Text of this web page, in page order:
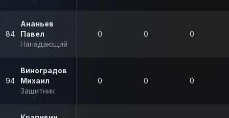
84
Ананьев
Павел
Нападающий
0 0 0
94
Виноградов
Михаил
Защитник
0 0 0